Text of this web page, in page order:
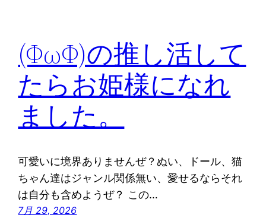
(ΦωΦ)の推し活して
たらお姫様になれ
ました。
可愛いに境界ありませんぜ？ぬい、ドール、猫
ちゃん達はジャンル関係無い、愛せるならそれ
は自分も含めようぜ？ この…
7月 29, 2026